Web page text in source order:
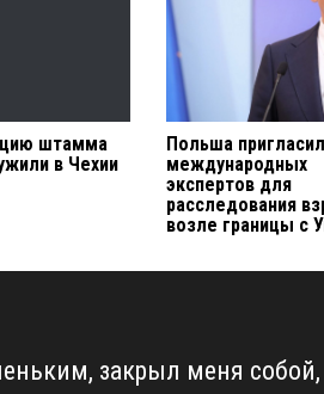
штамма
в Чехии
Польша
международных
экспертов для
расследования
возле границы с
закрыл меня собой,